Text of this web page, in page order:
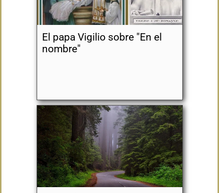
El papa Vigilio sobre "En el
nombre"